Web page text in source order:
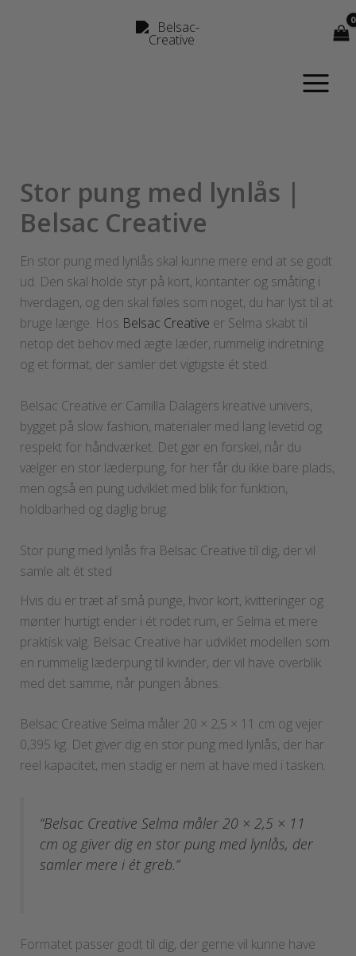
Stor pung med lynlås |
Belsac Creative
En stor pung med lynlås skal kunne mere end at se godt
ud. Den skal holde styr på kort, kontanter og småting i
hverdagen, og den skal føles som noget, du har lyst til at
bruge længe. Hos Belsac Creative er Selma skabt til
netop det behov med ægte læder, rummelig indretning
og et format, der samler det vigtigste ét sted.
Belsac Creative er Camilla Dalagers kreative univers,
bygget på slow fashion, materialer med lang levetid og
respekt for håndværket. Det gør en forskel, når du
vælger en stor læderpung, for her får du ikke bare plads,
men også en pung udviklet med blik for funktion,
holdbarhed og daglig brug.
Stor pung med lynlås fra Belsac Creative til dig, der vil
samle alt ét sted
Hvis du er træt af små punge, hvor kort, kvitteringer og
mønter hurtigt ender i ét rodet rum, er Selma et mere
praktisk valg. Belsac Creative har udviklet modellen som
en rummelig læderpung til kvinder, der vil have overblik
med det samme, når pungen åbnes.
Belsac Creative Selma måler 20 × 2,5 × 11 cm og vejer
0,395 kg. Det giver dig en stor pung med lynlås, der har
reel kapacitet, men stadig er nem at have med i tasken.
“Belsac Creative Selma måler 20 × 2,5 × 11
cm og giver dig en stor pung med lynlås, der
samler mere i ét greb.”
Formatet passer godt til dig, der gerne vil kunne have